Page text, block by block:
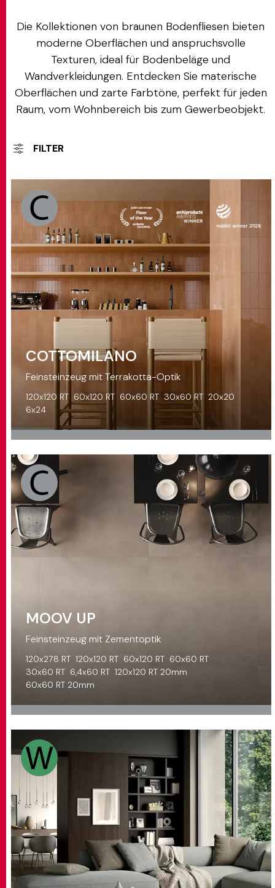
Die Kollektionen von braunen Bodenfliesen bieten
moderne Oberflächen und anspruchsvolle
Texturen, ideal für Bodenbeläge und
Wandverkleidungen. Entdecken Sie materische
Oberflächen und zarte Farbtöne, perfekt für jeden
Raum, vom Wohnbereich bis zum Gewerbeobjekt.
FILTER
COTTOMILANO
Feinsteinzeug mit Terrakotta-Optik
120x120 RT 60x120 RT 60x60 RT 30x60 RT 20x20
6x24
MOOV UP
Feinsteinzeug mit Zementoptik
120x278 RT 120x120 RT 60x120 RT 60x60 RT
30x60 RT 6,4x60 RT 120x120 RT 20mm
60x60 RT 20mm